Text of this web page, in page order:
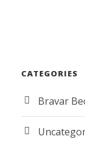
CATEGORIES
Bravar